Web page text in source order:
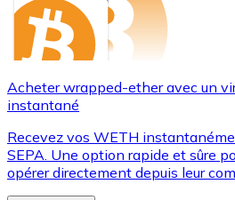
Acheter wrapped-ether avec un
instantané
Recevez vos WETH
SEPA. Une option rapide et sûre
opérer directement depuis leur